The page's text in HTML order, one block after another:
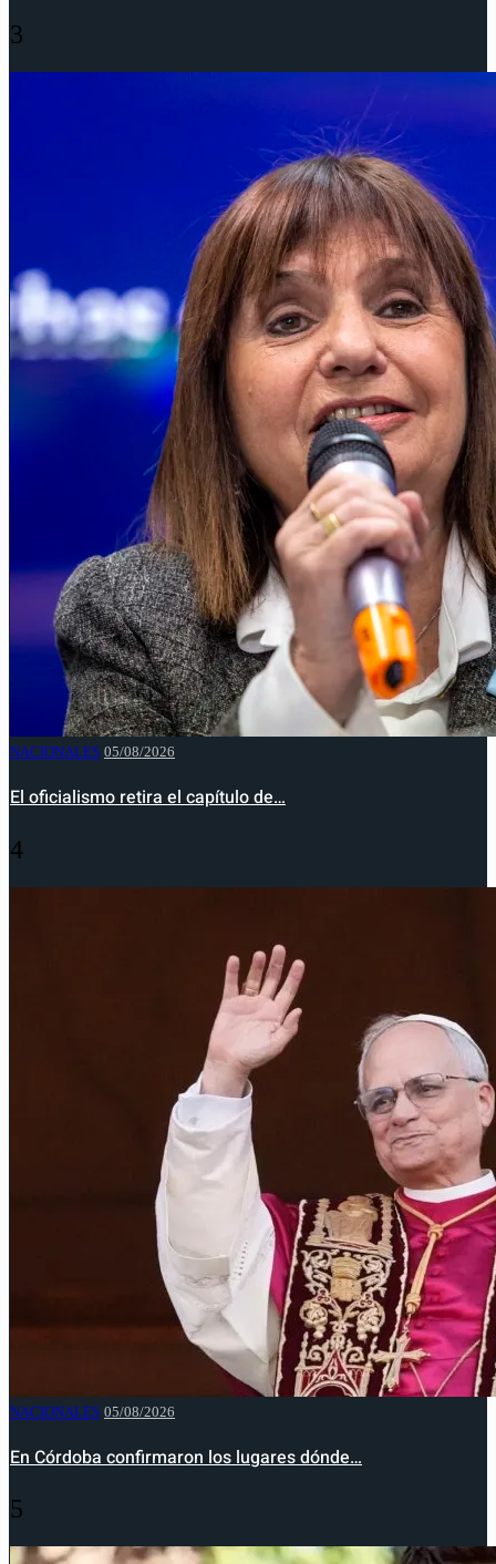
3
NACIONALES 05/08/2026
El oficialismo retira el capítulo de…
4
NACIONALES 05/08/2026
En Córdoba confirmaron los lugares dónde…
5